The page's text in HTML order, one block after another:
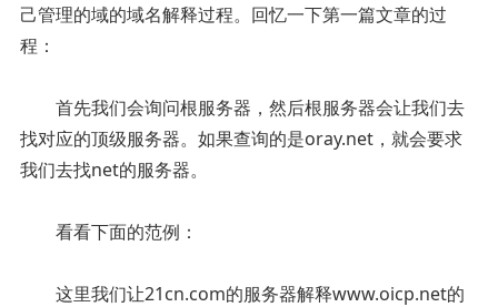
己管理的域的域名解释过程。回忆一下第一篇文章的过
程：
首先我们会询问根服务器，然后根服务器会让我们去
找对应的顶级服务器。如果查询的是oray.net，就会要求
我们去找net的服务器。
看看下面的范例：
这里我们让21cn.com的服务器解释www.oicp.net的